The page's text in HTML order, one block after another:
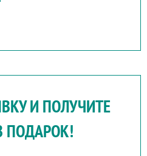
И ПОЛУЧИТЕ
ПОДАРОК!